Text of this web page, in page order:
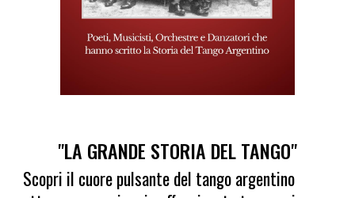
"LA GRANDE STORIA DEL TANGO"
Scopri il cuore pulsante del tango argentino